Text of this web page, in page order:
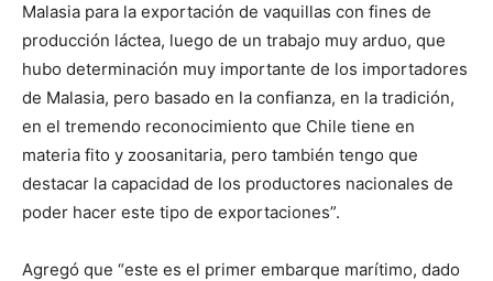
Malasia para la exportación de vaquillas con fines de
producción láctea, luego de un trabajo muy arduo, que
hubo determinación muy importante de los importadores
de Malasia, pero basado en la confianza, en la tradición,
en el tremendo reconocimiento que Chile tiene en
materia fito y zoosanitaria, pero también tengo que
destacar la capacidad de los productores nacionales de
poder hacer este tipo de exportaciones”.
Agregó que “este es el primer embarque marítimo, dado